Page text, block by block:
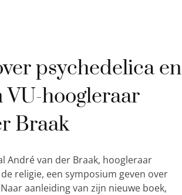
psychedelica en
VU-hoogleraar
Braak
André van der Braak, hoogleraar
religie, een symposium geven over
aanleiding van zijn nieuwe boek,